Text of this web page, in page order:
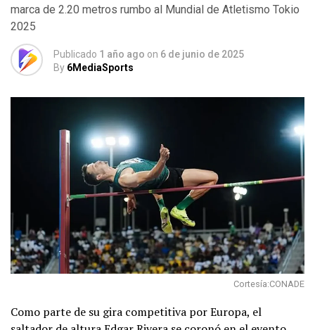
marca de 2.20 metros rumbo al Mundial de Atletismo Tokio
2025
Publicado 1 año ago on 6 de junio de 2025
By 6MediaSports
Cortesía:CONADE
Como parte de su gira competitiva por Europa, el